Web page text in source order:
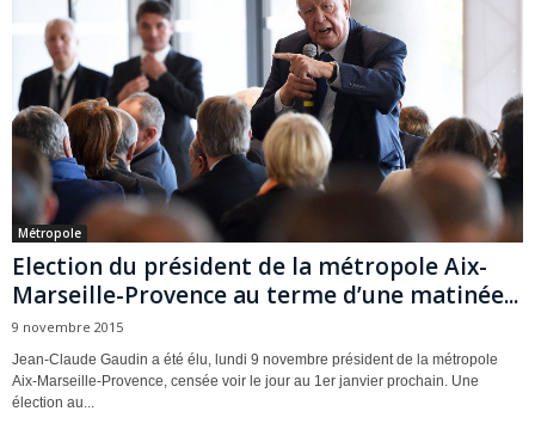
Métropole
Election du président de la métropole Aix-
Marseille-Provence au terme d’une matinée...
9 novembre 2015
Jean-Claude Gaudin a été élu, lundi 9 novembre président de la métropole
Aix-Marseille-Provence, censée voir le jour au 1er janvier prochain. Une
élection au...